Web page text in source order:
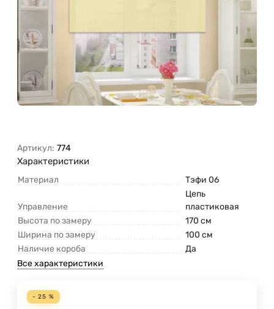
Артикул: 774
Характеристики
Материал Тэфи 06
Управление
Цепь
пластиковая
Высота по замеру
170 см
Ширина по замеру
100 см
Наличие короба
Да
Все характеристики
- 25 %